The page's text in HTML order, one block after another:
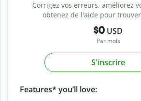
Corrigez vos erreurs, améliorez
obtenez de l'aide pour
$0 USD
Par mois
S'inscrire
Features* you’ll love: